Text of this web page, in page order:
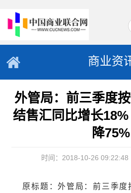
商业资
外管局：前三季度
结售汇同比增长
降75%
时间：2018-10-26 09:22:48
原标题：外管局：前三季度